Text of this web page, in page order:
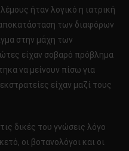
ήταν λογικό η ιατρική
αποκατάσταση των διαφόρων
στην μάχη των
είχαν σοβαρό πρόβλημα
να μείνουν πίσω για
είχαν μαζί τους
δικές του γνώσεις λόγο
οι βοτανολόγοι και οι